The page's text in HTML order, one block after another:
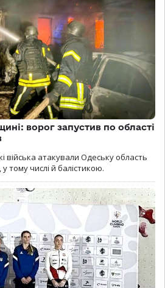
ворог запустив по області
війська атакували Одеську область
тому числі й балістикою.